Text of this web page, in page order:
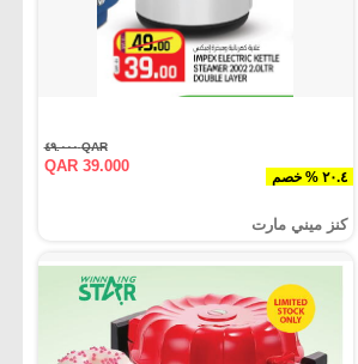
٢٠.٤ % خصم
QAR ٤٩.٠٠٠
QAR 39.000
كنز ميني مارت